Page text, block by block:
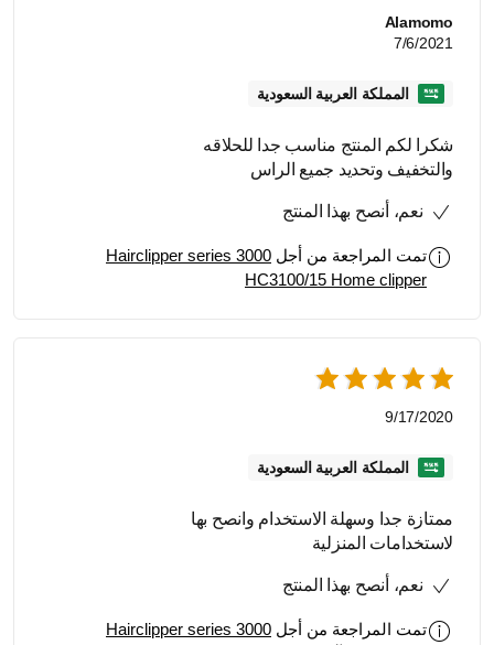
Alamomo
7/6/2021
المملكة العربية السعودية
شكرا لكم المنتج مناسب جدا للحلاقه
والتخفيف وتحديد جميع الراس
نعم، أنصح بهذا المنتج
تمت المراجعة من أجل Hairclipper series 3000
HC3100/15 Home clipper
9/17/2020
المملكة العربية السعودية
ممتازة جدا وسهلة الاستخدام وانصح بها
لاستخدامات المنزلية
نعم، أنصح بهذا المنتج
تمت المراجعة من أجل Hairclipper series 3000